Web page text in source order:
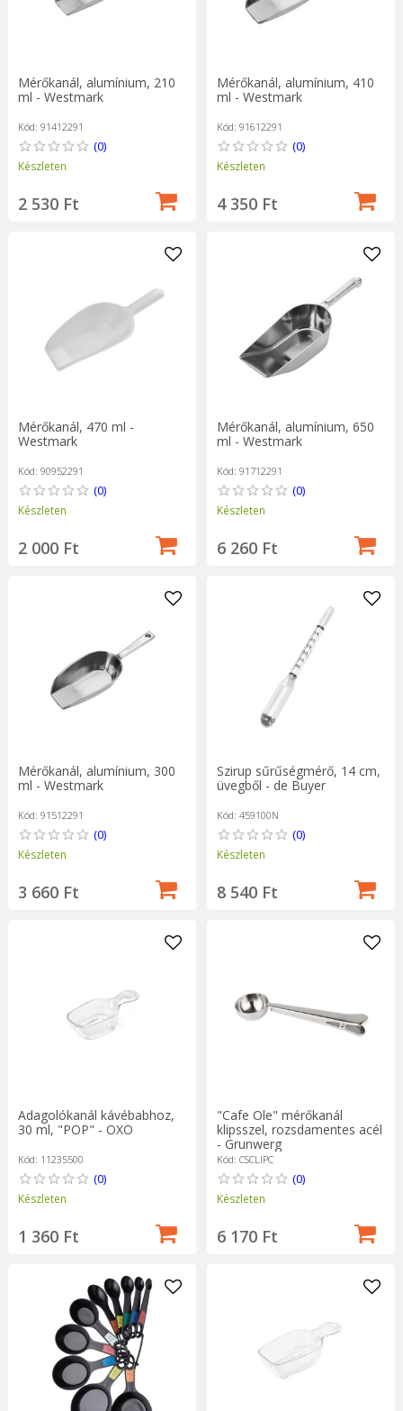
Mérőkanál, alumínium, 210
ml - Westmark
Kód: 91412291
(0)
Készleten
2 530 Ft
Mérőkanál, alumínium, 410
ml - Westmark
Kód: 91612291
(0)
Készleten
4 350 Ft
Mérőkanál, 470 ml -
Westmark
Kód: 90952291
(0)
Készleten
2 000 Ft
Mérőkanál, alumínium, 650
ml - Westmark
Kód: 91712291
(0)
Készleten
6 260 Ft
Mérőkanál, alumínium, 300
ml - Westmark
Kód: 91512291
(0)
Készleten
3 660 Ft
Szirup sűrűségmérő, 14 cm,
üvegből - de Buyer
Kód: 459100N
(0)
Készleten
8 540 Ft
Adagolókanál kávébabhoz,
30 ml, "POP" - OXO
Kód: 11235500
(0)
Készleten
1 360 Ft
"Cafe Ole" mérőkanál
klipsszel, rozsdamentes acél
- Grunwerg
Kód: CSCLIPC
(0)
Készleten
6 170 Ft